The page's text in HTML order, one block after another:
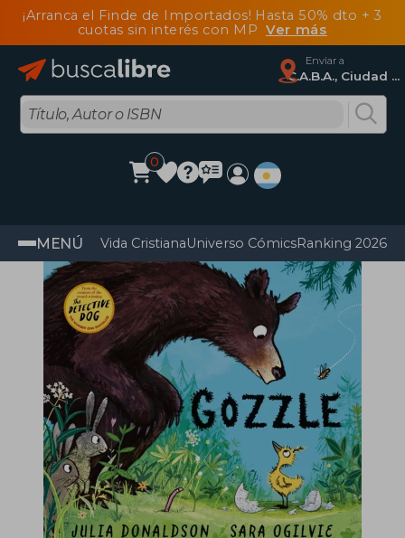
¡Arranca el Finde de Importados! Hasta 50% dto + 3
cuotas sin interés con MP Ver más
Enviar a
C.A.B.A., Ciudad Autónoma De Buenos Aires
0
MENÚ Vida CristianaUniverso CómicsRanking 2026